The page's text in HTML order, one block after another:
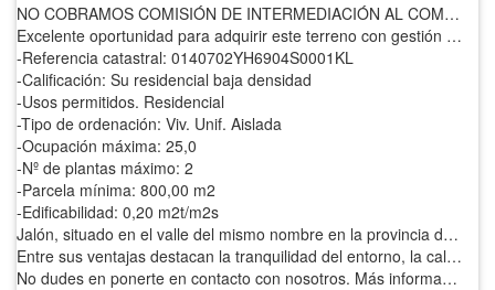
NO COBRAMOS COMISIÓN DE INTERMEDIACIÓN AL COMPRADOR
Excelente oportunidad para adquirir este terreno con gestión urbanística pendiente, ubicado en Jalón, provincia de Alicante. Dispone de buenos accesos y está bien comunicado.
-Referencia catastral: 0140702YH6904S0001KL
-Calificación: Su residencial baja densidad
-Usos permitidos. Residencial
-Tipo de ordenación: Viv. Unif. Aislada
-Ocupación máxima: 25,0
-Nº de plantas máximo: 2
-Parcela mínima: 800,00 m2
-Edificabilidad: 0,20 m2t/m2s
Jalón, situado en el valle del mismo nombre en la provincia de Alicante, ofrece servicios médicos básicos que cubren la atención primaria y de urgencias para sus residentes. En el ámbito educativo cuenta con centros de enseñanza infantil y primaria, mientras que los estudios secundarios y superiores se encuentran en localidades cercanas. Dispone de una variada oferta comercial con tiendas, mercados y servicios locales que impulsan su economía.
Entre sus ventajas destacan la tranquilidad del entorno, la calidad de vida y su proximidad a la costa. Está bien conectado por carretera con poblaciones vecinas y con las principales vías hacia Alicante y Valencia.
No dudes en ponerte en contacto con nosotros. Más información rellenando el formulario de contacto o por teléfono. Estaremos encantados de atenderte.